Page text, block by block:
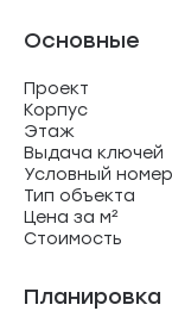
Основные
Проект
Корпус
Этаж
Выдача ключей
Условный номер
Тип объекта
Цена за м²
Стоимость
Планировка